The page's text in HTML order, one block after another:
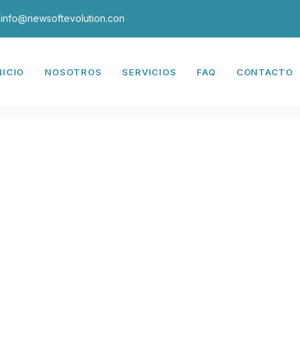
info@newsoftevolution.con
NOSOTROS SERVICIOS FAQ CONTACTO